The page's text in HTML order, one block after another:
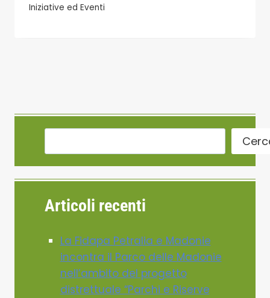
Iniziative ed Eventi
Articoli recenti
La Fidapa Petralia e Madonie
incontra il Parco delle Madonie
nell’ambito del progetto
distrettuale “Parchi e Riserve